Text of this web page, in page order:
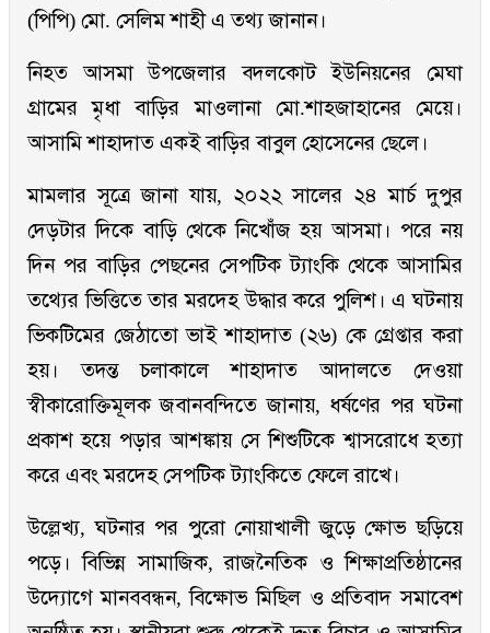
(পিপি) মো. সেলিম শাহী এ তথ্য জানান।
নিহত আসমা উপজেলার বদলকোট ইউনিয়নের মেঘা
গ্রামের মৃধা বাড়ির মাওলানা মো.শাহজাহানের মেয়ে।
আসামি শাহাদাত একই বাড়ির বাবুল হোসেনের ছেলে।
মামলার সূত্রে জানা যায়, ২০২২ সালের ২৪ মার্চ দুপুর
দেড়টার দিকে বাড়ি থেকে নিখোঁজ হয় আসমা। পরে নয়
দিন পর বাড়ির পেছনের সেপটিক ট্যাংকি থেকে আসামির
তথ্যের ভিত্তিতে তার মরদেহ উদ্ধার করে পুলিশ। এ ঘটনায়
ভিকটিমের জেঠাতো ভাই শাহাদাত (২৬) কে গ্রেপ্তার করা
হয়। তদন্ত চলাকালে শাহাদাত আদালতে দেওয়া
স্বীকারোক্তিমূলক জবানবন্দিতে জানায়, ধর্ষণের পর ঘটনা
প্রকাশ হয়ে পড়ার আশঙ্কায় সে শিশুটিকে শ্বাসরোধে হত্যা
করে এবং মরদেহ সেপটিক ট্যাংকিতে ফেলে রাখে।
উল্লেখ্য, ঘটনার পর পুরো নোয়াখালী জুড়ে ক্ষোভ ছড়িয়ে
পড়ে। বিভিন্ন সামাজিক, রাজনৈতিক ও শিক্ষাপ্রতিষ্ঠানের
উদ্যোগে মানববন্ধন, বিক্ষোভ মিছিল ও প্রতিবাদ সমাবেশ